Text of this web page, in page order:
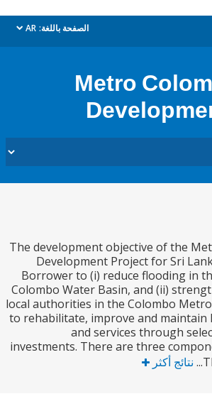
الصفحة باللغة: AR
dropdown
Metro
The development objective of
Development Project for
Borrower to (i) reduce
Colombo Water Basin, and (ii)
local authorities in the
to rehabilitate, improve and
and services
investments. There are three
أكثر